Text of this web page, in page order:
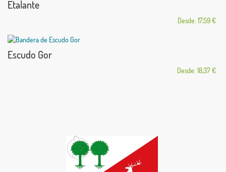
Étalante
Desde: 17,59 €
Escudo Gor
Desde: 18,37 €